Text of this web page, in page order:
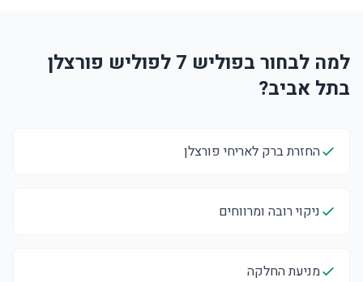
למה לבחור בפוליש 7 לפוליש פורצלן
בתל אביב?
החזרת ברק לאריחי פורצלן
ניקוי רובה ומרווחים
מניעת החלקה